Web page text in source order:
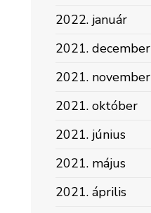
2022. január
2021. december
2021. november
2021. október
2021. június
2021. május
2021. április